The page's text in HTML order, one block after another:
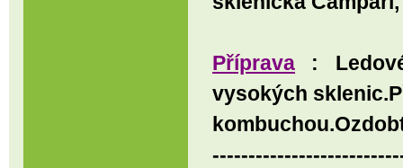
Příprava :
vysokých